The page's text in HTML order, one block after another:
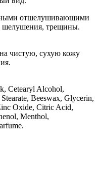
отшелушивающими
шелушения, трещины.
чистую, сухую кожу
Cetearyl Alcohol,
Beeswax, Glycerin,
Oxide, Citric Acid,
Menthol,